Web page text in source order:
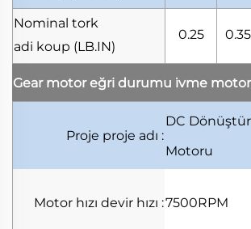
Nominal tork
adi koup (LB.IN)
0.25 0.35
Gear motor eğri durumu i̇vme
Proje proje adı :
DC
Motoru
Motor hızı devir hızı :7500RPM